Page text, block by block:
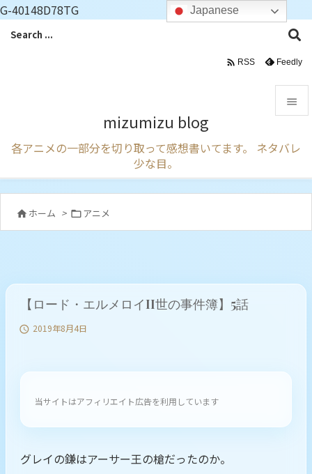
G-40148D78TG
mizumizu blog
各アニメの一部分を切り取って感想書いてます。 ネタバレ
少な目。

メニュ
前へ
 RSS Feedly
 ホーム > アニメ
【ロード・エルメロイII世の事件簿】5話
 2019年8月4日
当サイトはアフィリエイト広告を利用しています
グレイの鎌はアーサー王の槍だったのか。
Japanese